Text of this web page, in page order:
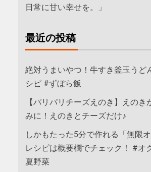
日常に甘い幸せを。」
最近の投稿
絶対うまいやつ！牛すき釜玉う
シピ #ずぼら飯
【パリパリチーズえのき】えのき
みに！えのきとチーズだけ♪
しかもたった5分で作れる「無限
レシピは概要欄でチェック！ #オ
夏野菜